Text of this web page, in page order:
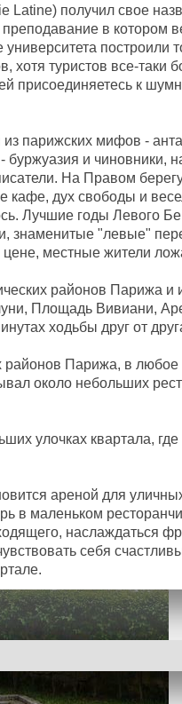
Latine) получил свое
в котором
построили
хотя туристов все-таки
присоединяетесь к
парижских мифов -
и чиновники,
На Правом
кафе, дух свободы и
Лучшие годы Левого
знаменитые "левые"
местные жители
районов Парижа и
Площадь Вивиани,
ходьбы друг от
Парижа, в любое
около небольших
улочках квартала,
ареной для
в маленьком
наслаждаться
себя